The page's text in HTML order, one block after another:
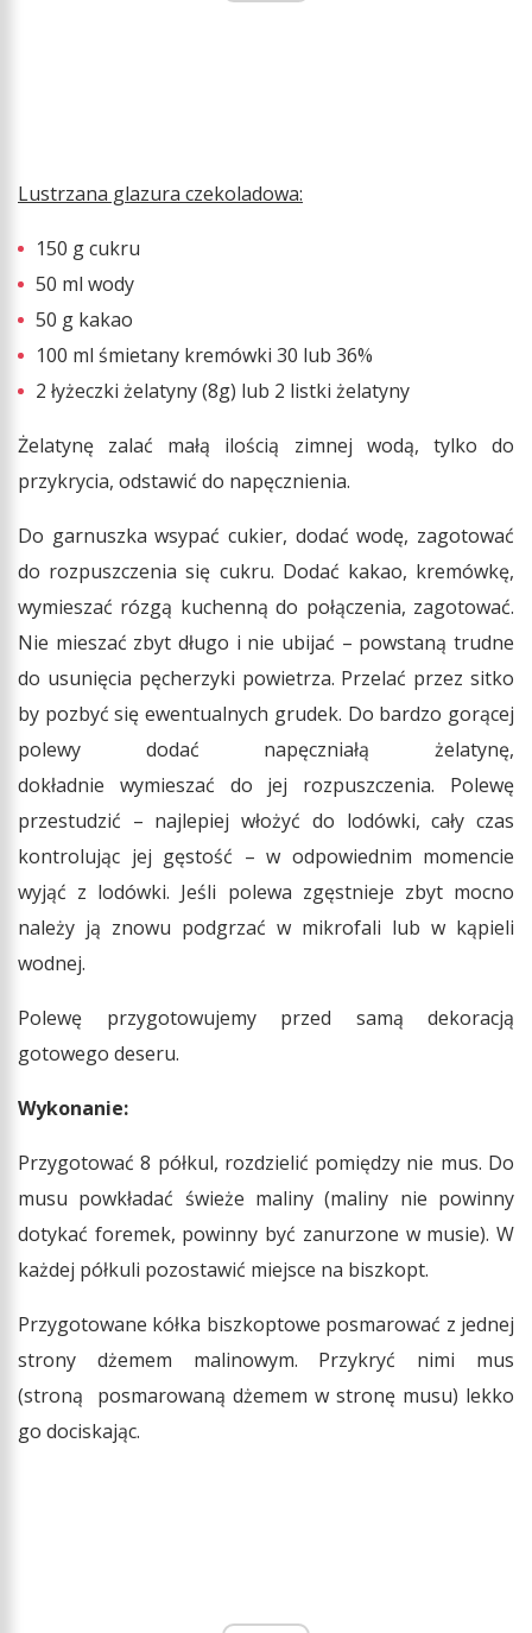
Lustrzana glazura czekoladowa:
150 g cukru
50 ml wody
50 g kakao
100 ml śmietany kremówki 30 lub 36%
2 łyżeczki żelatyny (8g) lub 2 listki żelatyny
Żelatynę zalać małą ilością zimnej wodą, tylko do
przykrycia, odstawić do napęcznienia.
Do garnuszka wsypać cukier, dodać wodę, zagotować
do rozpuszczenia się cukru. Dodać kakao, kremówkę,
wymieszać rózgą kuchenną do połączenia, zagotować.
Nie mieszać zbyt długo i nie ubijać – powstaną trudne
do usunięcia pęcherzyki powietrza. Przelać przez sitko
by pozbyć się ewentualnych grudek. Do bardzo gorącej
polewy dodać napęczniałą żelatynę,
dokładnie wymieszać do jej rozpuszczenia. Polewę
przestudzić – najlepiej włożyć do lodówki, cały czas
kontrolując jej gęstość – w odpowiednim momencie
wyjąć z lodówki. Jeśli polewa zgęstnieje zbyt mocno
należy ją znowu podgrzać w mikrofali lub w kąpieli
wodnej.
Polewę przygotowujemy przed samą dekoracją
gotowego deseru.
Wykonanie:
Przygotować 8 półkul, rozdzielić pomiędzy nie mus. Do
musu powkładać świeże maliny (maliny nie powinny
dotykać foremek, powinny być zanurzone w musie). W
każdej półkuli pozostawić miejsce na biszkopt.
Przygotowane kółka biszkoptowe posmarować z jednej
strony dżemem malinowym. Przykryć nimi mus
(stroną posmarowaną dżemem w stronę musu) lekko
go dociskając.